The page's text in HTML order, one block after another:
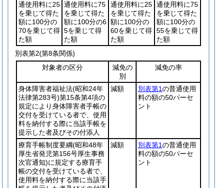
通使用料に25
を乗じて得た
額に100分の
70を乗じて得
た額
通使用料に75
を乗じて得た
額に100分の6
5を乗じて得
た額
通使用料に25
を乗じて得た
額に100分の
60を乗じて得
た額
通使用料に75
を乗じて得た
額に100分の
55を乗じて得
た額
別表第2(第8条関係)
対象者の区分
減免の
別
減免の率
身体障害者福祉法(昭和24年
法律第283号)第15条第4項の
規定により身体障害者手帳の
交付を受けている者で、使用
料を納付する際に当該手帳を
提示した者及びその付添人
減額 別表第1の普通使用
料の額の50パーセ
ント
療育手帳制度要綱(昭和48年
厚生省発児第156号厚生事務
次官通知)に規定する療育手
帳の交付を受けている者で、
使用料を納付する際に当該手
減額 別表第1の普通使用
料の額の50パーセ
ント